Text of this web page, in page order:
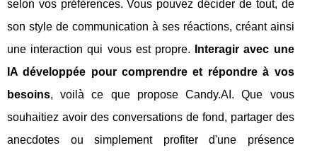
selon vos préférences. Vous pouvez décider de tout, de
son style de communication à ses réactions, créant ainsi
une interaction qui vous est propre.
Interagir avec une
IA développée pour comprendre et répondre à vos
besoins, voilà ce que propose Candy.AI. Que vous
souhaitiez avoir des conversations de fond, partager des
anecdotes ou simplement profiter d'une présence